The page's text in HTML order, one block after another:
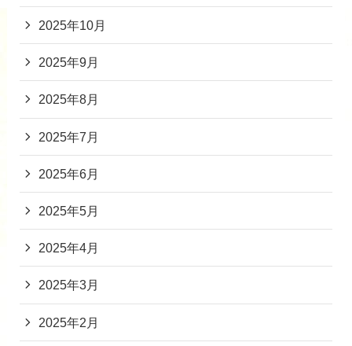
2025年10月
2025年9月
2025年8月
2025年7月
2025年6月
2025年5月
2025年4月
2025年3月
2025年2月